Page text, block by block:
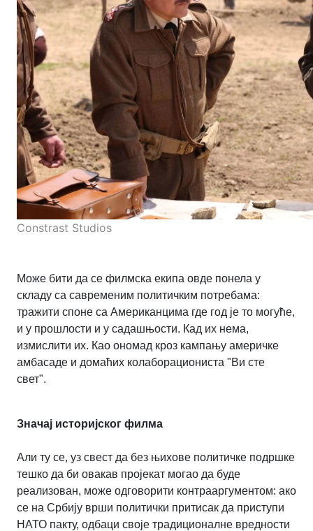
Constrast Studios
Може бити да се филмска екипа овде понела у
складу са савременим политичким потребама:
тражити споне са Американцима где год је то могуће,
и у прошлости и у садашњости. Кад их нема,
измислити их. Као ономад кроз кампању америчке
амбасаде и домаћих колаборациониста "Ви сте
свет".
Значај историјског филма
Али ту се, уз свест да без њихове политичке подршке
тешко да би овакав пројекат могао да буде
реализован, може одговорити контрааргументом: ако
се на Србију врши политички притисак да приступи
НАТО пакту, одбаци своје традиционалне вредности